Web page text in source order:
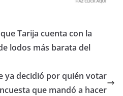
Tarija cuenta con la
lodos más barata del
ya decidió por quién votar
que mandó a hacer